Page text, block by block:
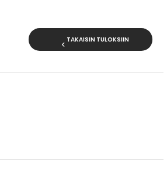
TAKAISIN TULOKSIIN